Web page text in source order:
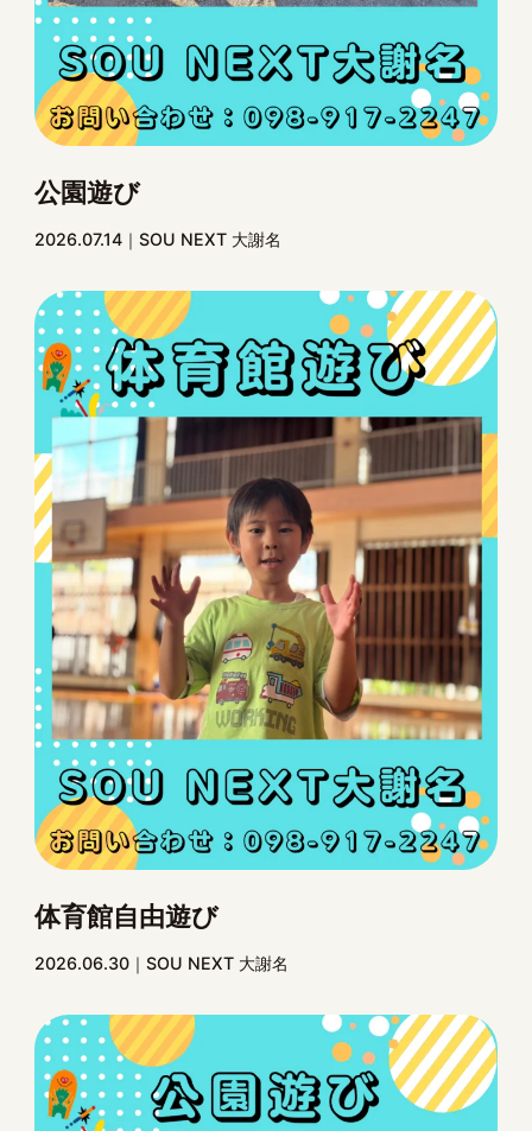
公園遊び
2026.07.14 SOU NEXT 大謝名
体育館自由遊び
2026.06.30 SOU NEXT 大謝名